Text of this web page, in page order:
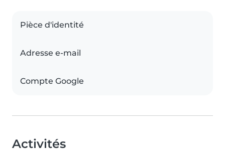
Pièce d'identité
Adresse e-mail
Compte Google
Activités